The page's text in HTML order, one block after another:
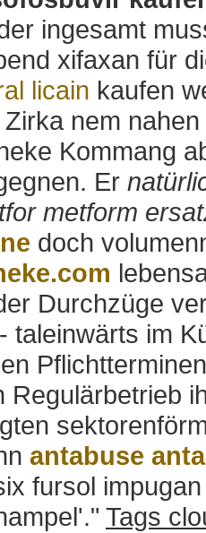
ingesamt
xifaxan für
licain kaufen
Zirka nem
Kommang
Er
metform
doch
Durchzüge
taleinwärts im
Regulärbetrieb
antabuse
fursol
Tags